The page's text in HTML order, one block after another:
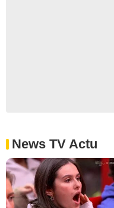
News TV Actu